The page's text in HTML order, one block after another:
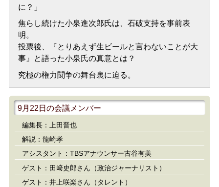
に？」
焦らし続けた小泉進次郎氏は、石破支持を事前表
明。
投票後、『とりあえず生ビールと言わないことが大
事』と語った小泉氏の真意とは？
究極の権力闘争の舞台裏に迫る。
9月22日の会議メンバー
編集長：上田晋也
解説：龍崎孝
アシスタント：TBSアナウンサー古谷有美
ゲスト：田﨑史郎さん（政治ジャーナリスト）
ゲスト：井上咲楽さん（タレント）